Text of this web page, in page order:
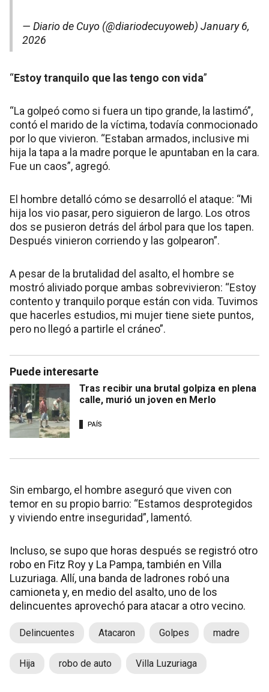
— Diario de Cuyo (@diariodecuyoweb) January 6,
2026
“Estoy tranquilo que las tengo con vida”
“La golpeó como si fuera un tipo grande, la lastimó”,
contó el marido de la víctima, todavía conmocionado
por lo que vivieron. “Estaban armados, inclusive mi
hija la tapa a la madre porque le apuntaban en la cara.
Fue un caos”, agregó.
El hombre detalló cómo se desarrolló el ataque: “Mi
hija los vio pasar, pero siguieron de largo. Los otros
dos se pusieron detrás del árbol para que los tapen.
Después vinieron corriendo y las golpearon”.
A pesar de la brutalidad del asalto, el hombre se
mostró aliviado porque ambas sobrevivieron: “Estoy
contento y tranquilo porque están con vida. Tuvimos
que hacerles estudios, mi mujer tiene siete puntos,
pero no llegó a partirle el cráneo”.
Puede interesarte
Tras recibir una brutal golpiza en plena
calle, murió un joven en Merlo
PAÍS
Sin embargo, el hombre aseguró que viven con
temor en su propio barrio: “Estamos desprotegidos
y viviendo entre inseguridad”, lamentó.
Incluso, se supo que horas después se registró otro
robo en Fitz Roy y La Pampa, también en Villa
Luzuriaga. Allí, una banda de ladrones robó una
camioneta y, en medio del asalto, uno de los
delincuentes aprovechó para atacar a otro vecino.
Delincuentes Atacaron Golpes madre
Hija robo de auto Villa Luzuriaga